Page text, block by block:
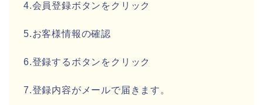
4.会員登録ボタンをクリック
5.お客様情報の確認
6.登録するボタンをクリック
7.登録内容がメールで届きます。